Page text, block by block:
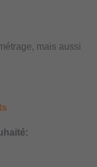
mais aussi